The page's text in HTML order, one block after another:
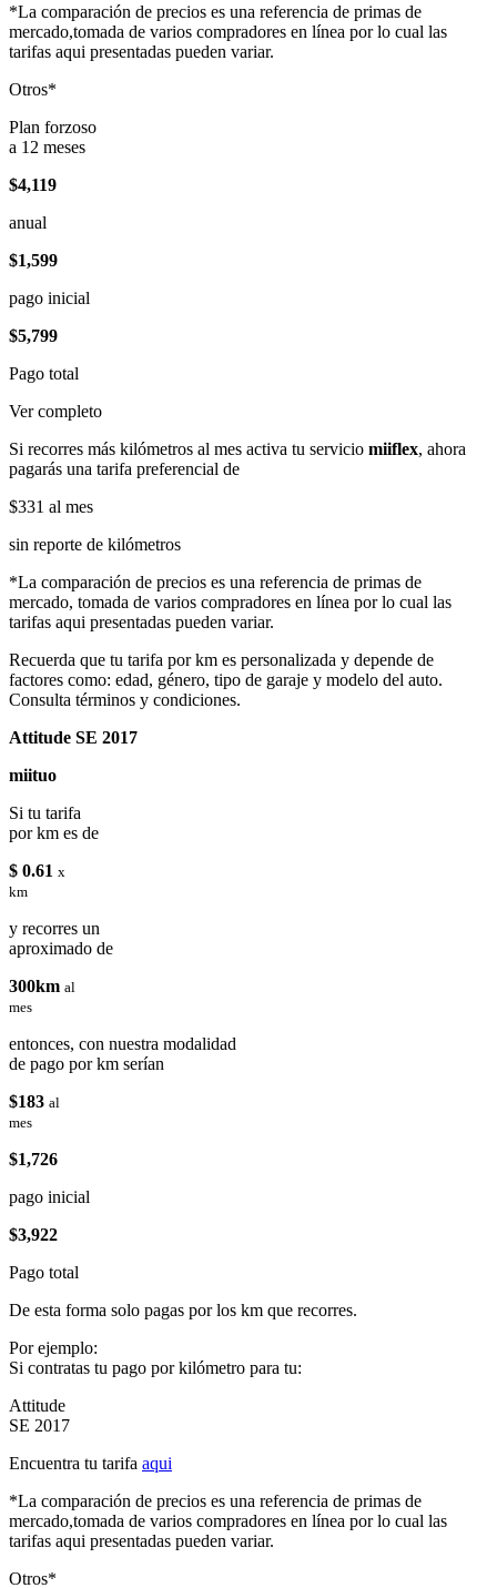
*La comparación de precios es una referencia de primas de
mercado,tomada de varios compradores en línea por lo cual las
tarifas aqui presentadas pueden variar.
Otros*
Plan forzoso
a 12 meses
$4,119
anual
$1,599
pago inicial
$5,799
Pago total
Ver completo
Si recorres más kilómetros al mes activa tu servicio miiflex, ahora
pagarás una tarifa preferencial de
$331 al mes
sin reporte de kilómetros
*La comparación de precios es una referencia de primas de
mercado, tomada de varios compradores en línea por lo cual las
tarifas aqui presentadas pueden variar.
Recuerda que tu tarifa por km es personalizada y depende de
factores como: edad, género, tipo de garaje y modelo del auto.
Consulta términos y condiciones.
Attitude SE 2017
miituo
Si tu tarifa
por km es de
$ 0.61 x
km
y recorres un
aproximado de
300km al
mes
entonces, con nuestra modalidad
de pago por km serían
$183 al
mes
$1,726
pago inicial
$3,922
Pago total
De esta forma solo pagas por los km que recorres.
Por ejemplo:
Si contratas tu pago por kilómetro para tu:
Attitude
SE 2017
Encuentra tu tarifa aqui
*La comparación de precios es una referencia de primas de
mercado,tomada de varios compradores en línea por lo cual las
tarifas aqui presentadas pueden variar.
Otros*